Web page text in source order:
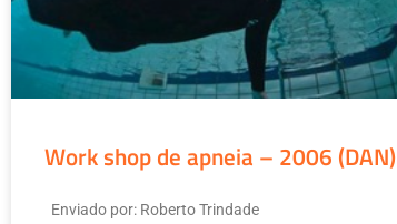
Work shop de apneia – 2006 (DAN)
Enviado por: Roberto Trindade